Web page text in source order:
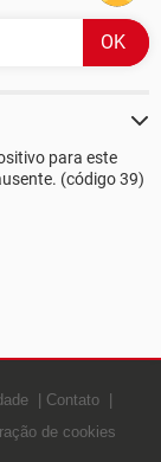
para este
(código 39)
Contato
de cookies